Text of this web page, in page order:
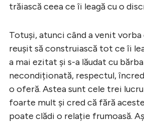
trăiască ceea ce îi leagă cu o
Totuși, atunci când a venit vorba
reușit să construiască tot ce îi
a mai ezitat și s-a lăudat cu
necondiționată, respectul,
o oferă. Astea sunt cele trei
foarte mult și cred că fără
poate clădi o relație frumoasă.